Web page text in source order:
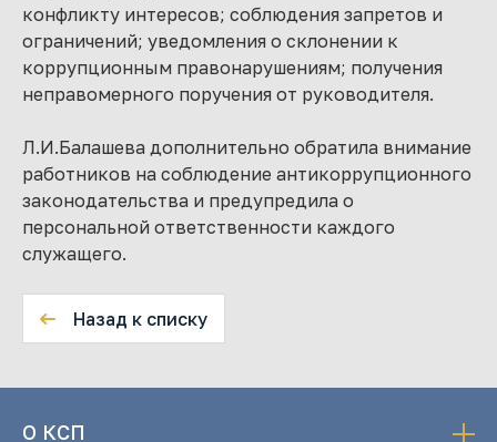
конфликту интересов; соблюдения запретов и
ограничений; уведомления о склонении к
коррупционным правонарушениям; получения
неправомерного поручения от руководителя.
Л.И.Балашева дополнительно обратила внимание
работников на соблюдение антикоррупционного
законодательства и предупредила о
персональной ответственности каждого
служащего.
Назад к списку
О КСП